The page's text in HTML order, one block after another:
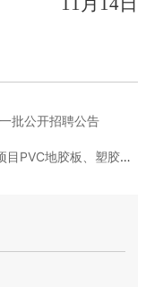
批公开招聘公告
地胶板、塑胶跑道 ...